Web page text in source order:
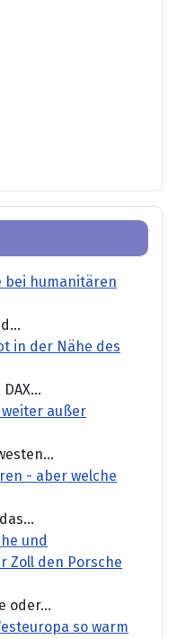
bei humanitären
in der Nähe des
außer
- aber welche
und
Zoll den Porsche
oder...
so warm